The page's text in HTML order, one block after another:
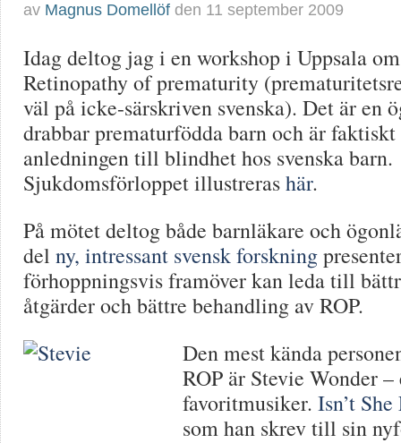
av Magnus Domellöf den 11 september 2009
Idag deltog jag i en workshop i Uppsala
Retinopathy of prematurity
väl på icke-särskriven svenska). Det är en
drabbar prematurfödda barn och är
anledningen till blindhet hos svenska barn.
Sjukdomsförloppet illustrerashär.
På mötet deltog både barnläkare och
del ny, intressant svensk forskning
förhoppningsvis framöver kan leda till
åtgärder och bättre behandling av ROP.
Den mest kända
ROP är Stevie Wonder
favoritmusiker. Isn’t
som han skrev till sin